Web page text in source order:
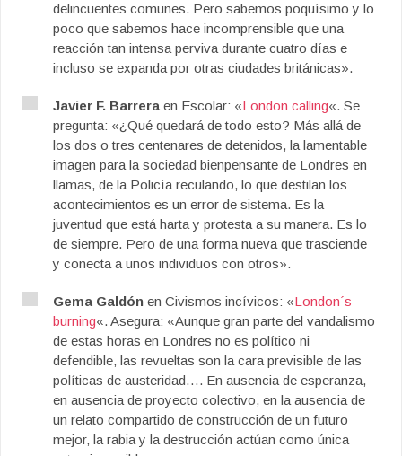
delincuentes comunes. Pero sabemos poquísimo y lo
poco que sabemos hace incomprensible que una
reacción tan intensa perviva durante cuatro días e
incluso se expanda por otras ciudades británicas».
Javier F. Barrera en Escolar: «London calling«. Se
pregunta: «¿Qué quedará de todo esto? Más allá de
los dos o tres centenares de detenidos, la lamentable
imagen para la sociedad bienpensante de Londres en
llamas, de la Policía reculando, lo que destilan los
acontecimientos es un error de sistema. Es la
juventud que está harta y protesta a su manera. Es lo
de siempre. Pero de una forma nueva que trasciende
y conecta a unos individuos con otros».
Gema Galdón en Civismos incívicos: «London´s
burning«. Asegura: «Aunque gran parte del vandalismo
de estas horas en Londres no es político ni
defendible, las revueltas son la cara previsible de las
políticas de austeridad…. En ausencia de esperanza,
en ausencia de proyecto colectivo, en la ausencia de
un relato compartido de construcción de un futuro
mejor, la rabia y la destrucción actúan como única